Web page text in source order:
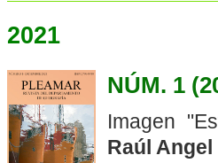
2021
NÚM. 1
Imagen
Raúl